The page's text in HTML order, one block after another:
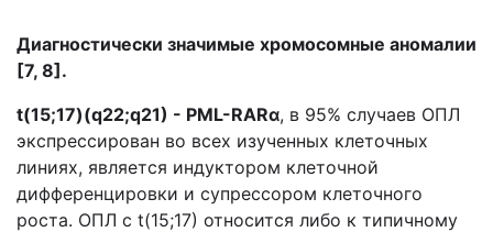
Диагностически значимые хромосомные аномалии
[7, 8].
t(15;17)(q22;q21) - PML-RARα, в 95% случаев ОПЛ
экспрессирован во всех изученных клеточных
линиях, является индуктором клеточной
дифференцировки и супрессором клеточного
роста. ОПЛ с t(15;17) относится либо к типичному